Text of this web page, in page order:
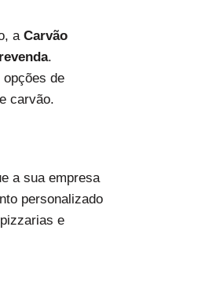
a Carvão
.
de
carvão.
a sua empresa
personalizado
e